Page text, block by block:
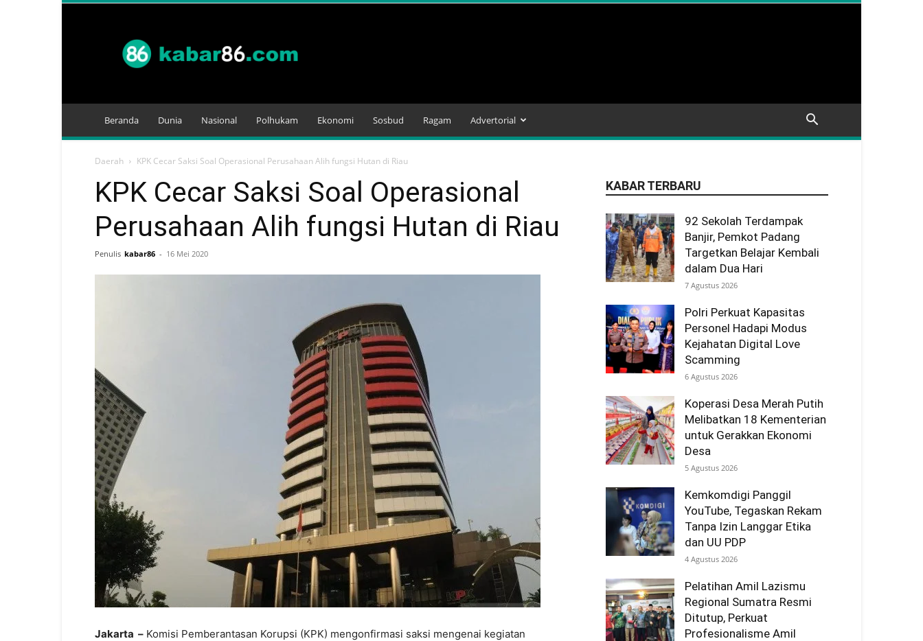
Beranda Dunia Nasional Polhukam Ekonomi Sosbud Ragam Advertorial
Daerah KPK Cecar Saksi Soal Operasional Perusahaan Alih fungsi Hutan di Riau
KPK Cecar Saksi Soal Operasional
Perusahaan Alih fungsi Hutan di Riau
Penulis kabar86 - 16 Mei 2020
Jakarta – Komisi Pemberantasan Korupsi (KPK) mengonfirmasi saksi mengenai kegiatan
KABAR TERBARU
92 Sekolah Terdampak
Banjir, Pemkot Padang
Targetkan Belajar Kembali
dalam Dua Hari
7 Agustus 2026
Polri Perkuat Kapasitas
Personel Hadapi Modus
Kejahatan Digital Love
Scamming
6 Agustus 2026
Koperasi Desa Merah Putih
Melibatkan 18 Kementerian
untuk Gerakkan Ekonomi
Desa
5 Agustus 2026
Kemkomdigi Panggil
YouTube, Tegaskan Rekam
Tanpa Izin Langgar Etika
dan UU PDP
4 Agustus 2026
Pelatihan Amil Lazismu
Regional Sumatra Resmi
Ditutup, Perkuat
Profesionalisme Amil